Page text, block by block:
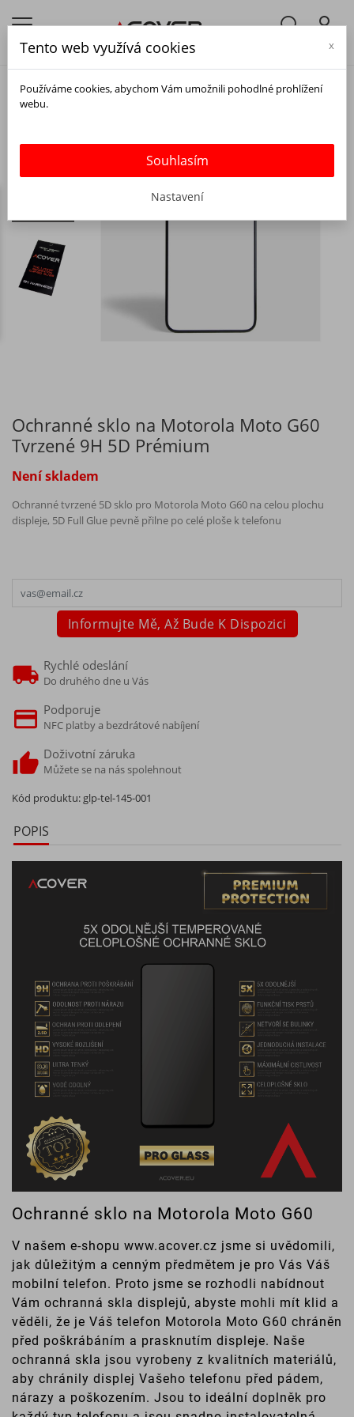
Ochranné sklo na Motorola Moto G60
Tvrzené 9H 5D Prémium
Není skladem
Ochranné tvrzené 5D sklo pro Motorola Moto G60 na celou plochu
displeje, 5D Full Glue pevně přilne po celé ploše k telefonu
Informujte Mě, Až Bude K Dispozici
Rychlé odeslání
Do druhého dne u Vás
Podporuje
NFC platby a bezdrátové nabíjení
Doživotní záruka
Můžete se na nás spolehnout
Kód produktu: glp-tel-145-001
POPIS
Ochranné sklo na Motorola Moto G60
V našem e-shopu www.acover.cz jsme si uvědomili,
jak důležitým a cenným předmětem je pro Vás Váš
mobilní telefon. Proto jsme se rozhodli nabídnout
Vám ochranná skla displejů, abyste mohli mít klid a
věděli, že je Váš telefon Motorola Moto G60 chráněn
před poškrábáním a prasknutím displeje. Naše
ochranná skla jsou vyrobeny z kvalitních materiálů,
aby chránily displej Vašeho telefonu před pádem,
nárazy a poškozením. Jsou to ideální doplněk pro
Tento web využívá cookies x
Používáme cookies, abychom Vám umožnili pohodlné prohlížení
webu.
Souhlasím
Nastavení